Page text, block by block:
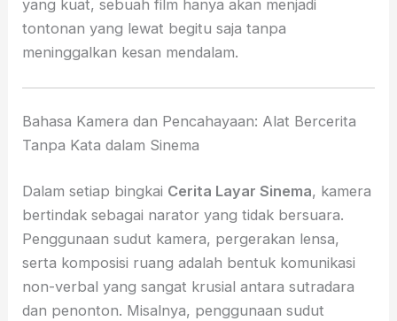
yang kuat, sebuah film hanya akan menjadi
tontonan yang lewat begitu saja tanpa
meninggalkan kesan mendalam.
Bahasa Kamera dan Pencahayaan: Alat Bercerita
Tanpa Kata dalam Sinema
Dalam setiap bingkai Cerita Layar Sinema, kamera
bertindak sebagai narator yang tidak bersuara.
Penggunaan sudut kamera, pergerakan lensa,
serta komposisi ruang adalah bentuk komunikasi
non-verbal yang sangat krusial antara sutradara
dan penonton. Misalnya, penggunaan sudut